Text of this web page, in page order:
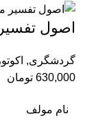
اصول
گردشگری,
630,000 تومان
نام مولف